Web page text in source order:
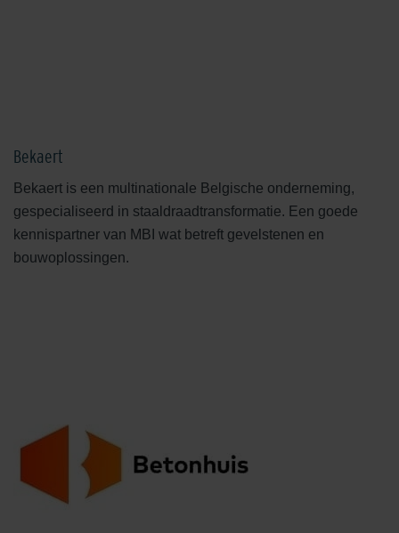
Bekaert
Bekaert is een multinationale Belgische onderneming,
gespecialiseerd in staaldraadtransformatie. Een goede
kennispartner van MBI wat betreft gevelstenen en
bouwoplossingen.